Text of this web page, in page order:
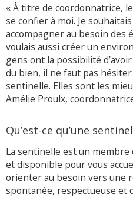
« À titre de coordonnatrice,
se confier à moi. Je
accompagner au besoin des
voulais aussi créer un
gens ont la possibilité
du bien, il ne faut pas
sentinelle. Elles sont les
Amélie Proulx,
Qu’est-ce qu’une
La sentinelle est un
et disponible pour vous
orienter au besoin vers une
spontanée, respectueuse et